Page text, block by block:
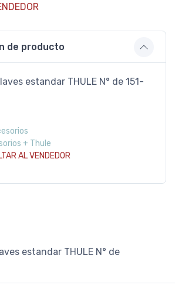
de producto
estandar THULE N° de 151-
+ Thule
AL VENDEDOR
estandar THULE N° de